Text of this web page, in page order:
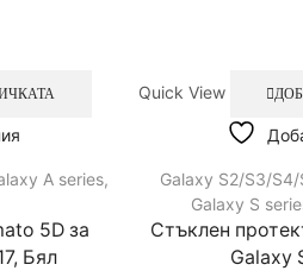
A series,
5D за
Бял
Quick View
Galaxy S2/S3/S4/
Galaxy S
Стъклен
Galaxy